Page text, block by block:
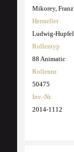
Mikorey, Franz
Hersteller
Ludwig-
Rollentyp
88 Animatic
Rollennr.
50475
Inv.-Nr.
2014-1112